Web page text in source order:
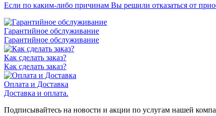
Если по каким-либо причинам Вы решили отказаться от
Гарантийное обслуживание
Гарантийное обслуживание
Как сделать заказ?
Как сделать заказ?
Оплата и Доставка
Доставка и оплата.
Подписывайтесь на новости и акции по услугам нашей